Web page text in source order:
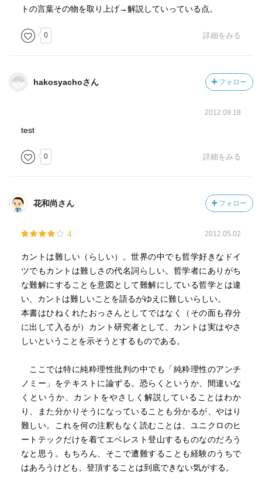
トの言葉その物を取り上げ→解説していっている点。
0 詳細をみる
hakosyachoさん フォロー
2012.09.18
test
0 詳細をみる
花和尚さん フォロー
4 2012.05.02
カントは難しい（らしい）。世界の中でも哲学好きなドイ
ツでもカントは難しさの代名詞らしい。哲学者にありがち
な難解にすることを意図として難解にしている哲学とは違
い、カントは難しいことを語るがゆえに難しいらしい。
本書はひねくれたおっさんとしてではなく（その面も存分
に出して入るが）カント研究者として、カントは実はやさ
しいということを示そうとするものである。
ここでは特に純粋理性批判の中でも「純粋理性のアンチ
ノミー」をテキストに論ずる。恐らくというか、間違いな
くというか、カントをやさしく解説していることはわか
り、また分かりそうになっていることも分かるが、やはり
難しい。これを何の注釈もなく読むことは、ユニクロのヒ
ートテックだけを着てエベレスト登山するものなのだろう
なと思う。もちろん、そこで遭難することも経験のうちで
はあろうけども、登頂することは到底できない気がする。